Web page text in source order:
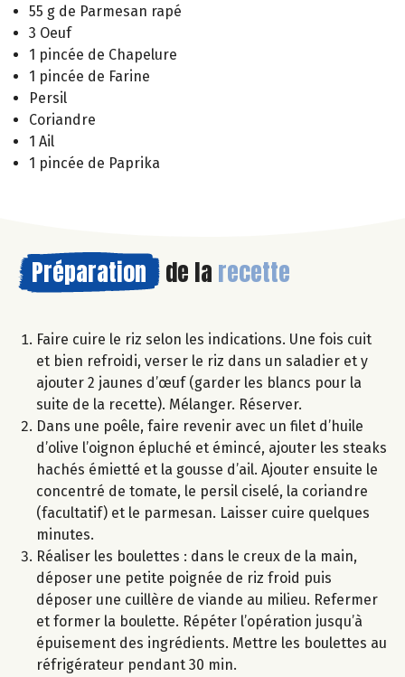
55 g de Parmesan rapé
3 Oeuf
1 pincée de Chapelure
1 pincée de Farine
Persil
Coriandre
1 Ail
1 pincée de Paprika
Préparation de la recette
Faire cuire le riz selon les indications. Une fois cuit
et bien refroidi, verser le riz dans un saladier et y
ajouter 2 jaunes d’œuf (garder les blancs pour la
suite de la recette). Mélanger. Réserver.
Dans une poêle, faire revenir avec un filet d’huile
d’olive l’oignon épluché et émincé, ajouter les steaks
hachés émietté et la gousse d’ail. Ajouter ensuite le
concentré de tomate, le persil ciselé, la coriandre
(facultatif) et le parmesan. Laisser cuire quelques
minutes.
Réaliser les boulettes : dans le creux de la main,
déposer une petite poignée de riz froid puis
déposer une cuillère de viande au milieu. Refermer
et former la boulette. Répéter l’opération jusqu’à
épuisement des ingrédients. Mettre les boulettes au
réfrigérateur pendant 30 min.